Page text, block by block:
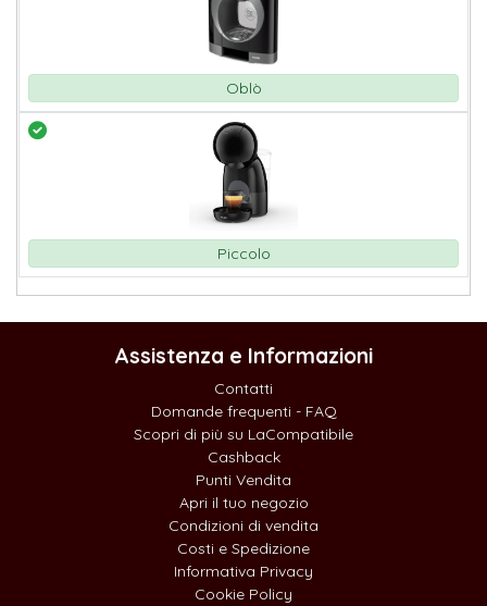
Oblò
Piccolo
Assistenza e Informazioni
Contatti
Domande frequenti - FAQ
Scopri di più su LaCompatibile
Cashback
Punti Vendita
Apri il tuo negozio
Condizioni di vendita
Costi e Spedizione
Informativa Privacy
Cookie Policy